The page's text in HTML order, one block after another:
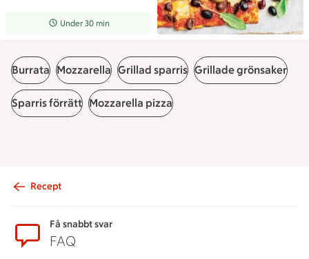
Receptet tar Under 30 min att tillaga
Under 30 min
Burrata Mozzarella Grillad sparris Grillade grönsaker
Sparris förrätt Mozzarella pizza
Recept
Få snabbt svar
FAQ